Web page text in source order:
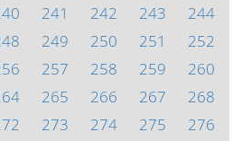
241 242 243
244
249 250 251
252
257 258 259
260
265 266 267
268
273 274 275
276